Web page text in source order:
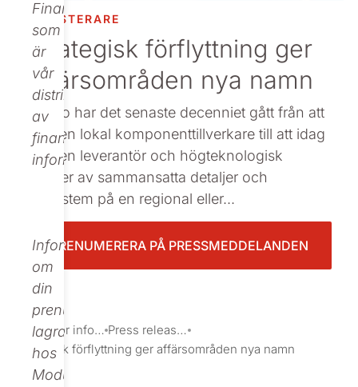
Finance,
som
är
vår
distributör
av
finansiell
information.
Informationen
om
din
prenumeration
lagras
hos
Modular
INVESTERARE
Strategisk förflyttning ger
affärsområden nya namn
Nolato har det senaste decenniet gått från att
vara en lokal komponenttillverkare till att idag
vara en leverantör och högteknologisk
partner av sammansatta detaljer och
delsystem på en regional eller...
PRENUMERERA PÅ PRESSMEDDELANDEN
Investor information
Press releases
Strategisk förflyttning ger affärsområden nya namn